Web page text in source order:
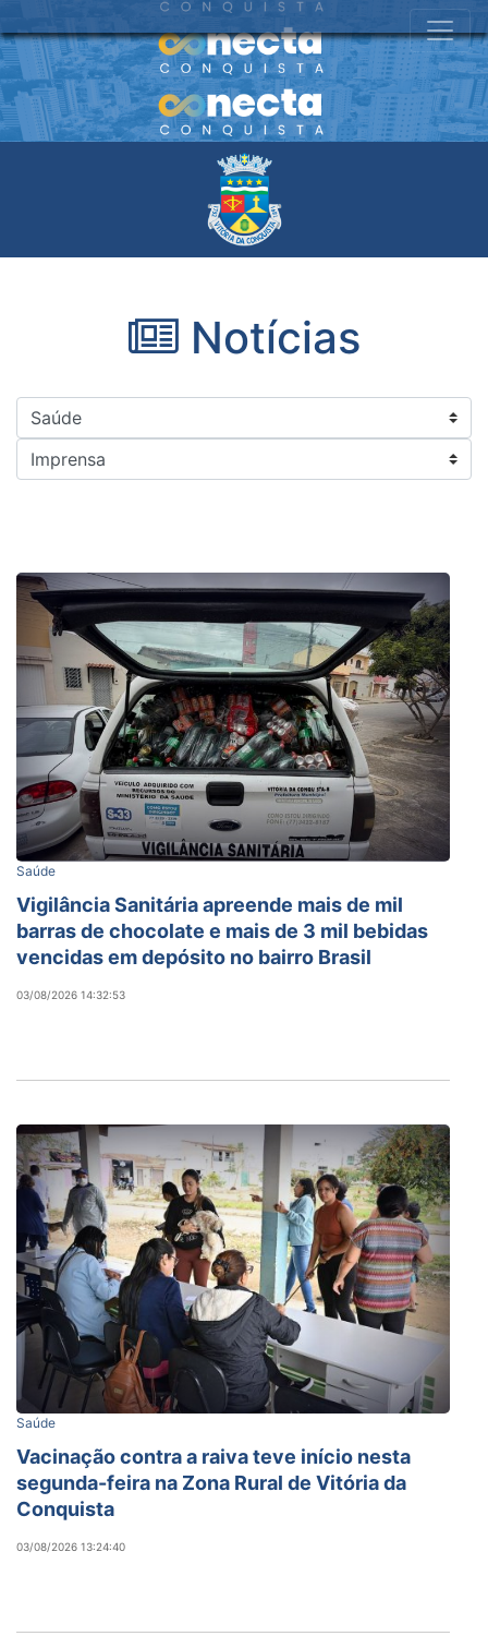
Notícias
Saúde
Vigilância Sanitária apreende mais de mil
barras de chocolate e mais de 3 mil bebidas
vencidas em depósito no bairro Brasil
03/08/2026 14:32:53
Saúde
Vacinação contra a raiva teve início nesta
segunda-feira na Zona Rural de Vitória da
Conquista
03/08/2026 13:24:40